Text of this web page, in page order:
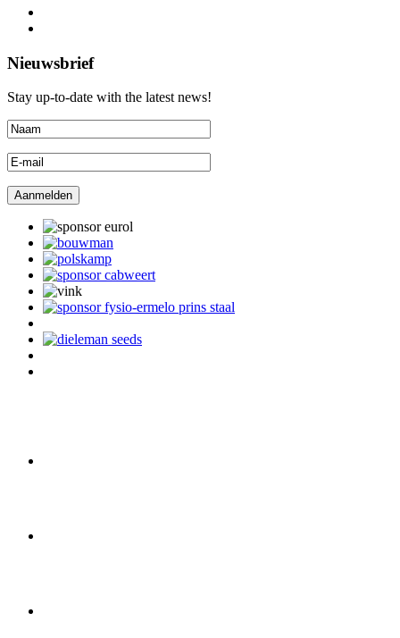
Nieuwsbrief
Stay up-to-date with the latest news!